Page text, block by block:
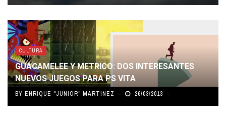
CULTURA
GUACAMELEE Y METRICO: DOS INTERESANTES
NUEVOS JUEGOS PARA PS VITA
BY ENRIQUE "JUNIOR" MARTINEZ 26/03/2013